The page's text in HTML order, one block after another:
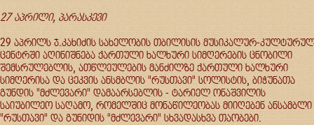
27 აპრილი, პარასკევი
29 აპრილს ჯ.კახიძის სახელობის თბილისის მუსიკალურ-
ცენტრში აღინიშნება ქართული ხალხური სიმღერების ცნობილი
შემსრულებლის, ათწლეულების მანძილზე ქართული ხალხური
სიმღერისა და ცეკვის ანსმბლის "რუსთავი" სოლისტის, ბიჭუნათა
გუნდის "მძლევარი" დამაარსებლის - ტარიელ ონაშვილის
საიუბილეო საღამო, რომელშიც მონაწილეობას მიიღებენ ანსამბლი
"რუსთავი" და გუნიდის "მძლევარი" სხვადასხვა თაობები.